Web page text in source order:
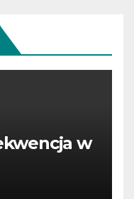
w